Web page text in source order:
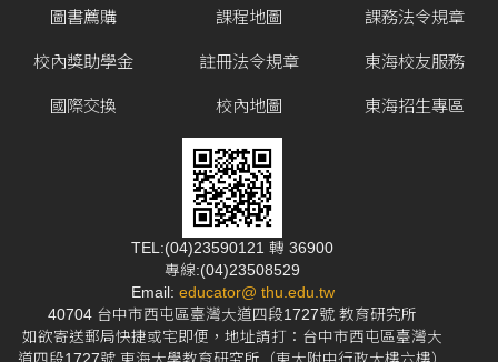
圖書薦購
校內獎助學金
國際交換
課程地圖
註冊法令規章
校內地圖
課務法令規章
東海校友服務
東海招生專區
TEL:(04)23590121 轉 36900
專線:(04)23508529
Email: educator@ thu.edu.tw
40704 台中市西屯區臺灣大道四段1727號 教育研究所
如欲寄送郵局快捷或宅即便，地址請打：台中市西屯區臺灣大